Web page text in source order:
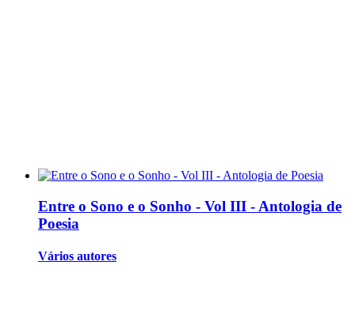
Entre o Sono e o Sonho - Vol III - Antologia de
Poesia
Vários autores